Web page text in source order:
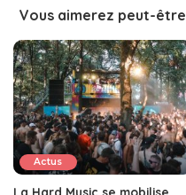
Vous aimerez peut-être
Actus
La Hard Music se mobilise